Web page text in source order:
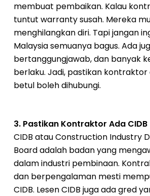
membuat pembaikan. Kalau
tuntut warranty susah. Mereka
menghilangkan diri. Tapi jangan
Malaysia semuanya bagus. Ada
bertanggungjawab, dan banyak
berlaku. Jadi, pastikan
betul boleh dihubungi.
3. Pastikan Kontraktor Ada CIDB
CIDB atau Construction Industry
Board adalah badan yang
dalam industri pembinaan.
dan berpengalaman mesti
CIDB. Lesen CIDB juga ada gred